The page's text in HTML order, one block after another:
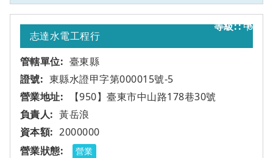
6
志達水電工程行
臺東縣
東縣水證甲字第000015號-5
【950】臺東市中山路178巷30號
甲
黃岳浪
2000000
營業